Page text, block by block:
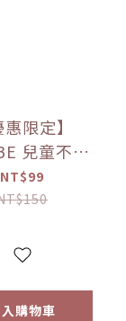
惠限定】
兒童不鏽
湯匙【優惠
定】
NT$99
購物車